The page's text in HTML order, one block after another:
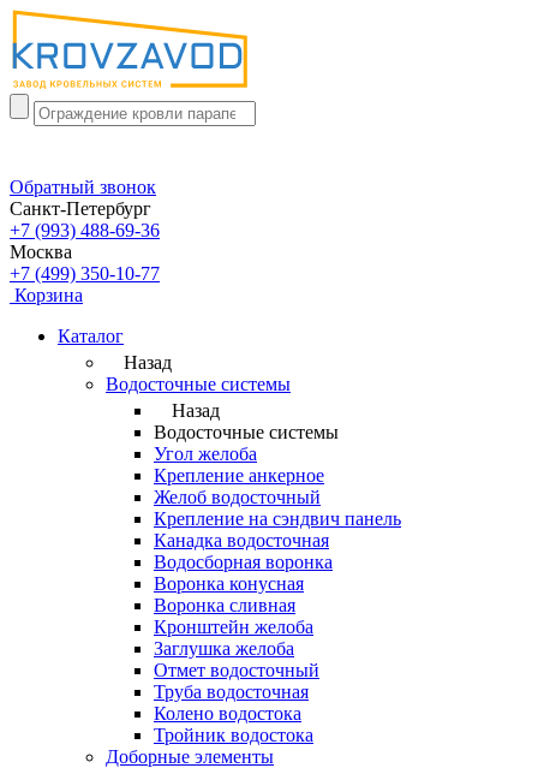
Обратный звонок
Санкт-Петербург
+7 (993) 488-69-36
Москва
+7 (499) 350-10-77
Корзина
Каталог
Назад
Водосточные системы
Назад
Водосточные системы
Угол желоба
Крепление анкерное
Желоб водосточный
Крепление на сэндвич панель
Канадка водосточная
Водосборная воронка
Воронка конусная
Воронка сливная
Кронштейн желоба
Заглушка желоба
Отмет водосточный
Труба водосточная
Колено водостока
Тройник водостока
Доборные элементы